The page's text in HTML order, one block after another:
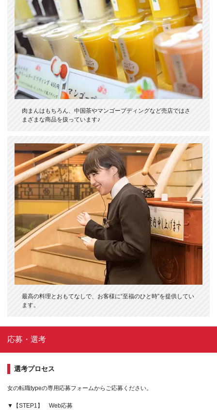
肉まんはもちろん、中国茶やマンゴープディングなど売店ではさ
まざまな商品を扱っています♪
最高の料理とおもてなしで、お客様に“至福のひと時”を提供してい
ます。
応募・選考
選考プロセス
女の転職typeの専用応募フォームからご応募ください。
▼【STEP1】 Web応募